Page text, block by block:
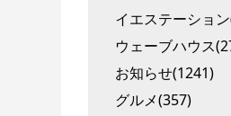
イエステーショ
ウェーブハウス
お知らせ(1241)
グルメ(357)